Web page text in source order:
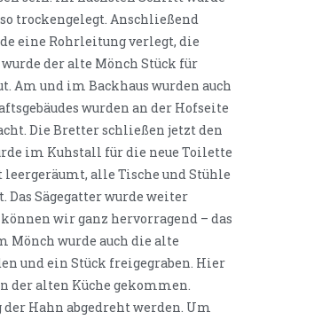
trockengelegt. Anschließend
eine Rohrleitung verlegt, die
der alte Mönch Stück für
Am und im Backhaus wurden auch
wurden an der Hofseite
Die Bretter schließen jetzt den
im Kuhstall für die neue Toilette
alle Tische und Stühle
Das Sägegatter wurde weiter
wir ganz hervorragend – das
Mönch wurde auch die alte
und ein Stück freigegraben. Hier
der alten Küche gekommen.
Hahn abgedreht werden. Um